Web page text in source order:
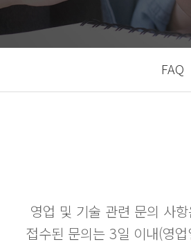
FAQ
영업 및 기술 관련 문의 사
접수된 문의는 3일 이내(영